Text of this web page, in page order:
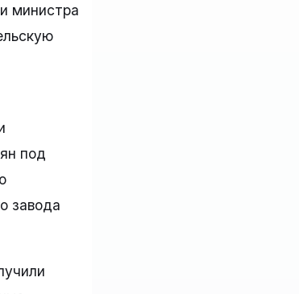
министра
под
завода